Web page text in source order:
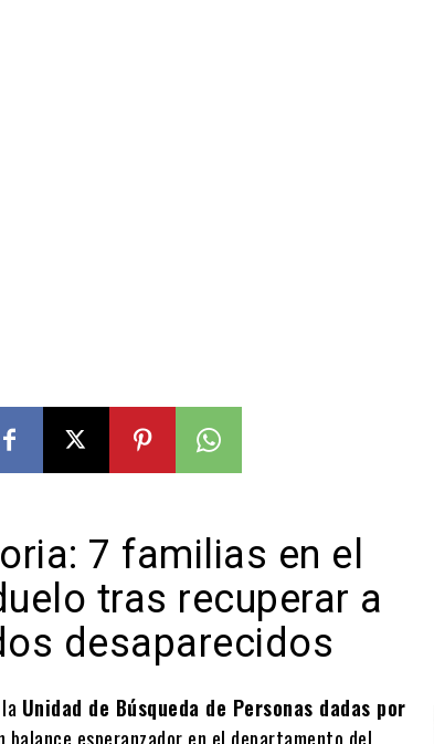
7 familias en el
tras recuperar a
desaparecidos
Unidad de Búsqueda de Personas dadas por